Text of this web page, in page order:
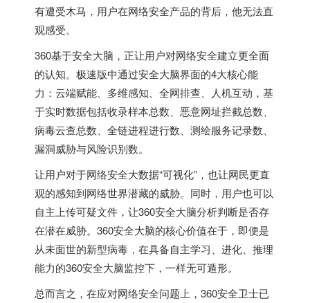
有遭受木马，用户在网络安全产品的背后，他无法直
观感受。
360基于安全大脑，正让用户对网络安全建立更全面
的认知。极速版中通过安全大脑界面的4大核心能
力：云端赋能、多维感知、全网排查、人机互动，基
于实时数据包括收录样本总数、恶意网址拦截总数、
病毒云查总数、全链进程进行数、测绘服务记录数、
漏洞威胁与风险识别数。
让用户对于网络安全大数据“可视化”，也让网民更直
观的感知到网络世界潜藏的威胁。同时，用户也可以
自主上传可疑文件，让360安全大脑分析判断是否存
在潜在威胁。360安全大脑的核心价值在于，即便是
从未面世的新型病毒，在具备自主学习、进化、推理
能力的360安全大脑监控下，一样无可遁形。
总而言之，在应对网络安全问题上，360安全卫士已